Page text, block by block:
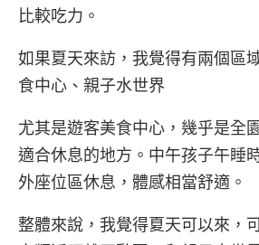
比較吃力。
如果夏天來訪，我覺得有兩個區
食中心、親子水世界
尤其是遊客美食中心，幾乎是全
適合休息的地方。中午孩子午睡
外座位區休息，體感相當舒適。
整體來說，我覺得夏天可以來，